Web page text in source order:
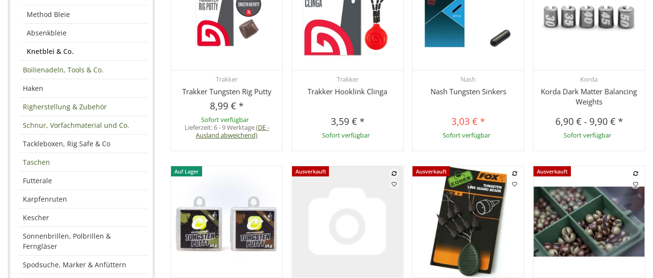
Schnellkauf
Trakker
Trakker Tungsten Rig Putty
8,99 € *
Sofort verfügbar
Lieferzeit:6 - 9 Werktage(DE -
Ausland abweichend)
Schnellkauf
Trakker
Trakker Hooklink Clinga
3,59 € *
Sofort verfügbar
Schnellkauf
Nash
Nash Tungsten Sinkers
3,03 € *
Sofort verfügbar
Schnellkauf
Korda
Korda Dark Matter Balancing
Weights
6,90 €- 9,90 € *
Sofort verfügbar
Auf Lager Ausverkauft Ausverkauft Ausverkauft
Method Bleie
Absenkbleie
Knetblei & Co.
Boilienadeln, Tools & Co.
Haken
Righerstellung & Zubehör
Schnur, Vorfachmaterial und Co.
Tackleboxen, Rig Safe & Co
Taschen
Futterale
Karpfenruten
Kescher
Sonnenbrillen, Polbrillen &
Ferngläser
Spodsuche, Marker & Anfüttern